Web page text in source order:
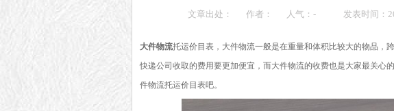
文章出处： 作者： 人气： - 发表时间：
大件物流托运价目表，大件物流一般是在重量和体积比较大的物品，
快递公司收取的费用要更加便宜，而大件物流的收费也是大家最关心
件物流托运价目表吧。